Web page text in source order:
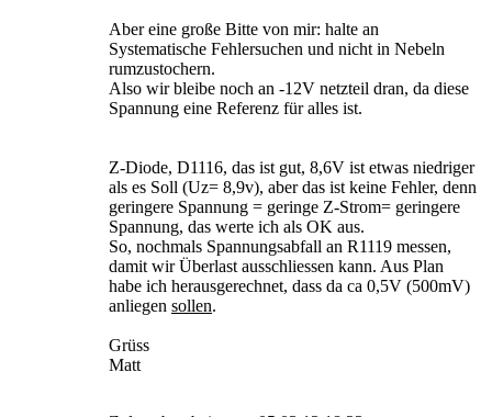
Aber eine große Bitte von mir: halte an
Systematische Fehlersuchen und nicht in Nebeln
rumzustochern.
Also wir bleibe noch an -12V netzteil dran, da diese
Spannung eine Referenz für alles ist.
Z-Diode, D1116, das ist gut, 8,6V ist etwas niedriger
als es Soll (Uz= 8,9v), aber das ist keine Fehler, denn
geringere Spannung = geringe Z-Strom= geringere
Spannung, das werte ich als OK aus.
So, nochmals Spannungsabfall an R1119 messen,
damit wir Überlast ausschliessen kann. Aus Plan
habe ich herausgerechnet, dass da ca 0,5V (500mV)
anliegen sollen.
Grüss
Matt